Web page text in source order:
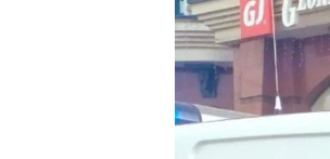
ПОДПИШИТЕСЬ НА РАССЫЛКУ